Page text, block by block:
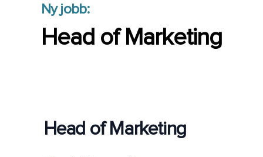
Ny jobb:
Head of Marketing
Head of Marketing